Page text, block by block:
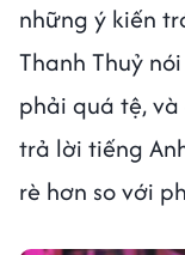
những ý kiến
Thanh Thuỷ
phải quá tệ,
trả lời tiếng
rè hơn so với